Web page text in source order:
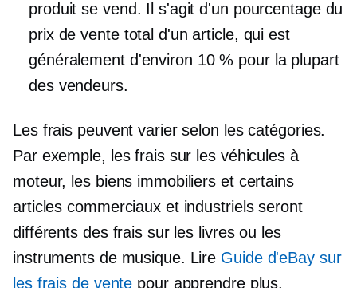
produit se vend. Il s'agit d'un pourcentage du
prix de vente total d'un article, qui est
généralement d'environ 10 % pour la plupart
des vendeurs.
Les frais peuvent varier selon les catégories.
Par exemple, les frais sur les véhicules à
moteur, les biens immobiliers et certains
articles commerciaux et industriels seront
différents des frais sur les livres ou les
instruments de musique. Lire Guide d'eBay sur
les frais de vente pour apprendre plus.